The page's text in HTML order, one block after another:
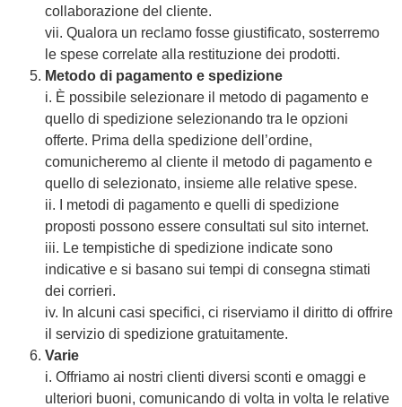
collaborazione del cliente.
vii. Qualora un reclamo fosse giustificato, sosterremo
le spese correlate alla restituzione dei prodotti.
Metodo di pagamento e spedizione
i. È possibile selezionare il metodo di pagamento e
quello di spedizione selezionando tra le opzioni
offerte. Prima della spedizione dell’ordine,
comunicheremo al cliente il metodo di pagamento e
quello di selezionato, insieme alle relative spese.
ii. I metodi di pagamento e quelli di spedizione
proposti possono essere consultati sul sito internet.
iii. Le tempistiche di spedizione indicate sono
indicative e si basano sui tempi di consegna stimati
dei corrieri.
iv. In alcuni casi specifici, ci riserviamo il diritto di offrire
il servizio di spedizione gratuitamente.
Varie
i. Offriamo ai nostri clienti diversi sconti e omaggi e
ulteriori buoni, comunicando di volta in volta le relative